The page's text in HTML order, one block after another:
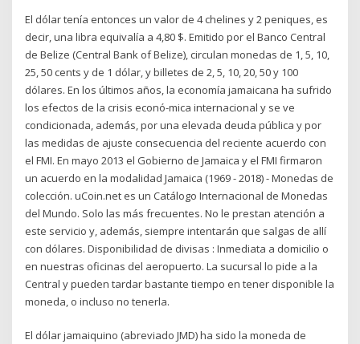
El dólar tenía entonces un valor de 4 chelines y 2 peniques, es
decir, una libra equivalía a 4,80 $. Emitido por el Banco Central
de Belize (Central Bank of Belize), circulan monedas de 1, 5, 10,
25, 50 cents y de 1 dólar, y billetes de 2, 5, 10, 20, 50 y 100
dólares. En los últimos años, la economía jamaicana ha sufrido
los efectos de la crisis econó-mica internacional y se ve
condicionada, además, por una elevada deuda pública y por
las medidas de ajuste consecuencia del reciente acuerdo con
el FMI. En mayo 2013 el Gobierno de Jamaica y el FMI firmaron
un acuerdo en la modalidad Jamaica (1969 - 2018) - Monedas de
colección. uCoin.net es un Catálogo Internacional de Monedas
del Mundo. Solo las más frecuentes. No le prestan atención a
este servicio y, además, siempre intentarán que salgas de allí
con dólares. Disponibilidad de divisas : Inmediata a domicilio o
en nuestras oficinas del aeropuerto. La sucursal lo pide a la
Central y pueden tardar bastante tiempo en tener disponible la
moneda, o incluso no tenerla.
El dólar jamaiquino (abreviado JMD) ha sido la moneda de